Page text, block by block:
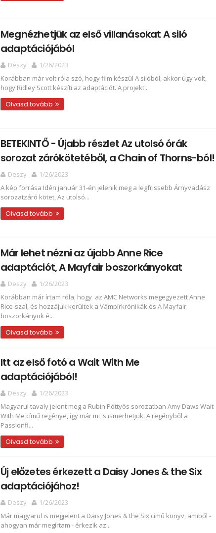
Megnézhetjük az első villanásokat A siló
adaptációjából
Deszy
1/26/2023
Korábban már volt róla szó, hogy film készül A silóból, akkor úgy volt,
hogy Ridley Scott készíti az adaptációt. A projekt...
Olvasd tovább
BETEKINTŐ - Újabb részlet Az utolsó órák
sorozat zárókötetéből, a Chain of Thorns-ból!
Deszy
1/26/2023
A kép forrása Idén január 31-én jelenik meg a legfrissebb Árnyvadász
sorozatzáró kötet, Az utolsó...
Olvasd tovább
Már lehet nézni az újabb Anne Rice
adaptációt, A Mayfair boszorkányokat
Deszy
1/26/2023
Korábban már írtam róla, hogy az AMC Networks megegyezett Anne
Rice-szal, és hozzájuk kerültek a Vámpírkrónikák és A Mayfair
boszorkányok é...
Olvasd tovább
Itt az első fotó a Wait With Me
adaptációjából!
Deszy
1/26/2023
Magyarul tavaly jelent meg a Rubin Pöttyös sorozatban Amy Daws Wait
With Me című regénye, így már mi is ismerhetjük. A regényből a
Passionfl...
Olvasd tovább
Új előzetes érkezett a Daisy Jones & the Six
adaptációjához!
Deszy
1/26/2023
Már magyarul is megjelent a Daisy Jones & the Six című könyv, amiből -
ahogyan már megírtam - érkezik az...